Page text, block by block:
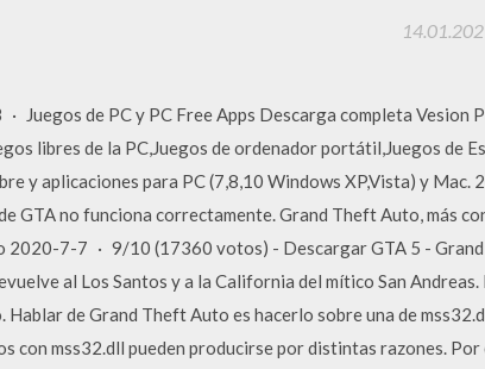
Juegos de PC y PC Free Apps Descarga completa Vesion
libres de la PC,Juegos de ordenador portátil,Juegos de
y aplicaciones para PC (7,8,10 Windows XP,Vista) y
GTA no funciona correctamente. Grand Theft Auto, más
2020-7-7 · 9/10 (17360 votos) - Descargar GTA 5 -
al Los Santos y a la California del mítico San
Hablar de Grand Theft Auto es hacerlo sobre una de
con mss32.dll pueden producirse por distintas razones.